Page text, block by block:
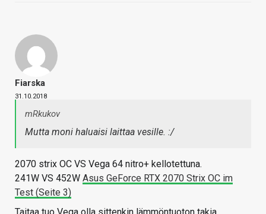
Fiarska
31.10.2018
mRkukov
Mutta moni haluaisi laittaa vesille. :/
2070 strix OC VS Vega 64 nitro+ kellotettuna.
241W VS 452W Asus GeForce RTX 2070 Strix OC im
Test (Seite 3)